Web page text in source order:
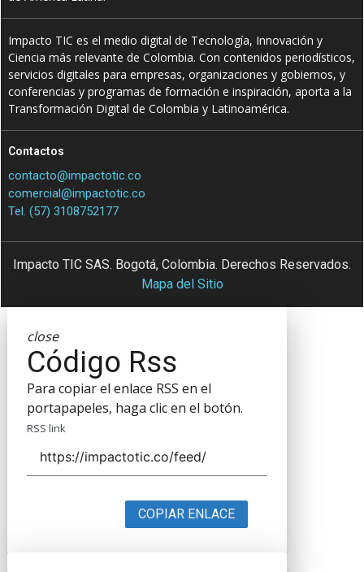
Impacto TIC es el medio digital de Tecnología, Innovación y
Ciencia más relevante de Colombia. Con contenidos periodísticos,
servicios digitales para empresas, organizaciones y gobiernos, y
conferencias y programas de formación e inspiración, aporta a la
Transformación Digital de Colombia y Latinoamérica.
Contactos
contacto@impactotic.co
comercial@impactotic.co
Tel. (57) 3108752177
Impacto TIC SAS. Bogotá, Colombia. Derechos Reservados.
Mapa del Sitio
close
Código Rss
Para copiar el enlace RSS en el
portapapeles, haga clic en el botón.
RSS link
COPIAR ENLACE